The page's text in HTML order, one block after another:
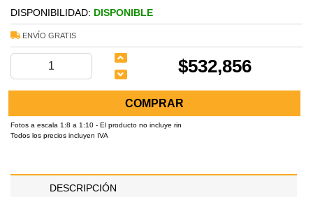
DISPONIBILIDAD: DISPONIBLE
ENVÍO GRATIS
$532,856
COMPRAR
Fotos a escala 1:8 a 1:10 - El producto no incluye rin
Todos los precios incluyen IVA
DESCRIPCIÓN